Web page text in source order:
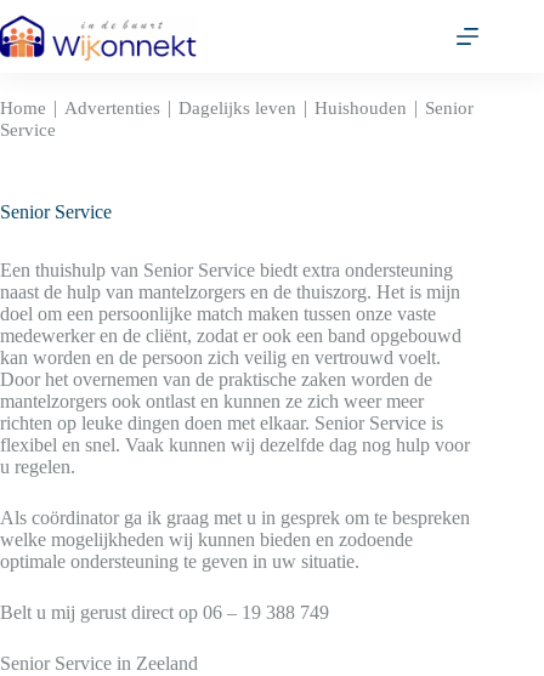
naar
de
Home | Advertenties | Dagelijks leven | Huishouden | Senior
Service
Senior Service
Een thuishulp van Senior Service biedt extra ondersteuning
naast de hulp van mantelzorgers en de thuiszorg. Het is mijn
doel om een persoonlijke match maken tussen onze vaste
medewerker en de cliënt, zodat er ook een band opgebouwd
kan worden en de persoon zich veilig en vertrouwd voelt.
Door het overnemen van de praktische zaken worden de
mantelzorgers ook ontlast en kunnen ze zich weer meer
richten op leuke dingen doen met elkaar. Senior Service is
flexibel en snel. Vaak kunnen wij dezelfde dag nog hulp voor
u regelen.
Als coördinator ga ik graag met u in gesprek om te bespreken
welke mogelijkheden wij kunnen bieden en zodoende
optimale ondersteuning te geven in uw situatie.
Belt u mij gerust direct op 06 – 19 388 749
Senior Service in Zeeland